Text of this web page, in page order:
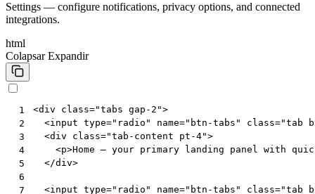
Settings — configure notifications, privacy options, and connected
integrations.
html
Colapsar Expandir
1
2
3
4
5
6
7
<div class="tabs gap-2">
<input type="radio" name="btn-tabs" class="tab
<div class="tab-content pt-4">
<p>Home — your primary landing panel with
</div>
<input type="radio" name="btn-tabs" class="tab